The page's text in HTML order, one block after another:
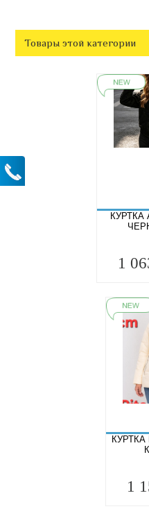
Товары этой категории
КУРТКА
1
КУРТКА
1